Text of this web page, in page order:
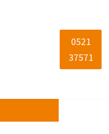
0521
37571